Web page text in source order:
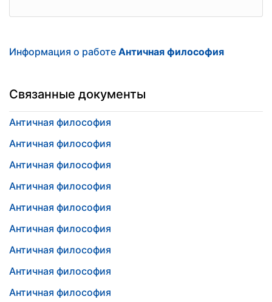
Информация о работе Античная философия
Связанные документы
Античная философия
Античная философия
Античная философия
Античная философия
Античная философия
Античная философия
Античная философия
Античная философия
Античная философия